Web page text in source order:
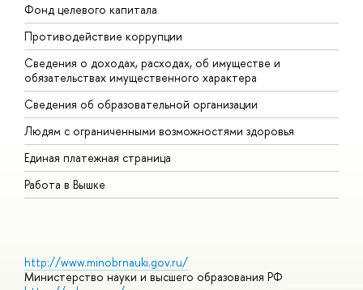
Фонд целевого капитала
Противодействие коррупции
Сведения о доходах, расходах, об имуществе и
обязательствах имущественного характера
Сведения об образовательной организации
Людям с ограниченными возможностями здоровья
Единая платежная страница
Работа в Вышке
http://www.minobrnauki.gov.ru/
Министерство науки и высшего образования РФ